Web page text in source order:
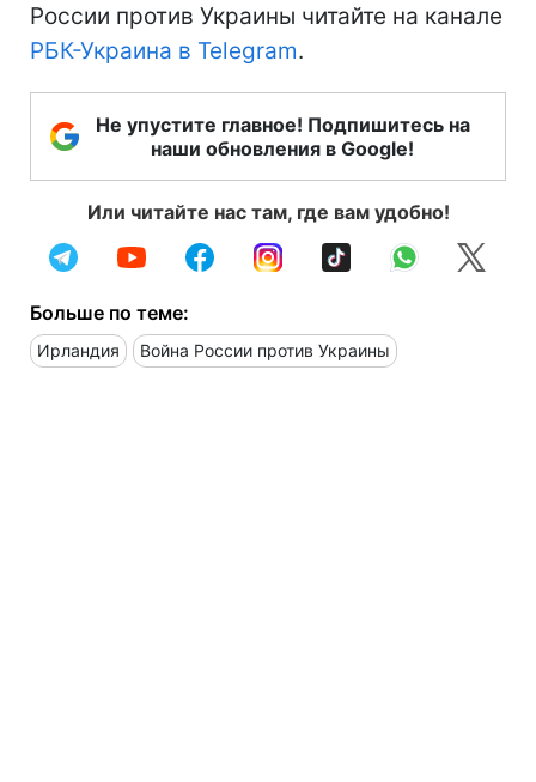
России против Украины читайте на канале
РБК-Украина в Telegram.
Не упустите главное! Подпишитесь на
наши обновления в Google!
Или читайте нас там, где вам удобно!
Больше по теме:
Ирландия Война России против Украины